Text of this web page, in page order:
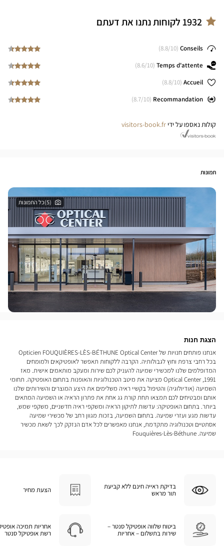
1932לקוחות נתנו את דעתם
Conseils
(
8.8/10)
Temps d'attente
(
8.6/10)
Accueil
(
8.8/10)
Recommandation
(
8.7/10)
קולות נאספו על ידי visitors-book.fr
תמונות
(5)כל התמונות
הצגת חנות
אנחנו פותחים חנויות של Opticien FOUQUIÈRES-LÈS-BÉTHUNE Optical Center
בכל רחבי צרפת וחוץ לגבולותיה. הקרבה ללקוחות תאפשר לאופטיקאים ולמומחים
המדופלמים שלנו למכשירי שמיעה להעניק לכם שירות ומעקב מותאמים אישית. מאז
1991, Optical Center מציעה את מיטב הטכנולוגיות והאופנות בתחום האופטיקה. תחומי
השמיעה (אודיולוגיה) והטיפול בקשיי ראיה משלימים את היצע המוצרים והשירותים שלנו
אותם ומבטיחים לכם תמצאו תחת קורת גג אחת את פתרון הראיה או השמיעה המתאים
ביותר. בתחום האופטיקה: עדשות לתיקון הראיה ומשקפי ראיה חדשניים, משקפי שמש,
עדשות מגע ועזרי שמיעה. בתחום השמיעה, בזכות מגוון רחב של מכשירי שמיעה
אסתטיים וטכנולוגיה מתקדמת, אנחנו מאפשרים לכל אדם הנזקק לכך לשאת מכשיר
שמיעה. Fouquières-Lès-Béthune
בדיקת ראייה חינם ללא קביעת
תור מראש
הצעת מחיר
ביטוח שלווה אופטיקל סנטר –
שירות בתשלום – אחריות
אחריות תמיכה
רשת אופטיקל סנטר